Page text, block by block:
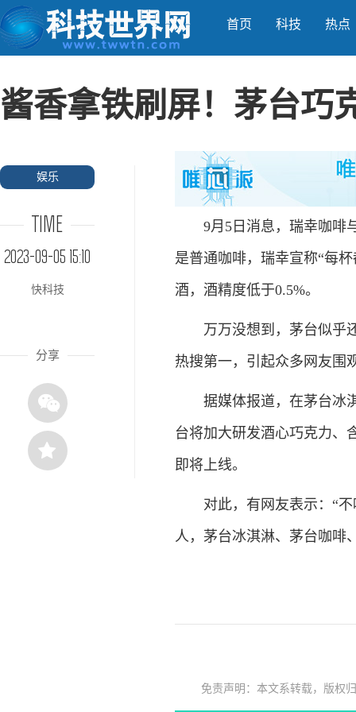
首页 科技 热点
酱香拿铁刷屏！茅台巧
娱乐
TIME
2023-09-05 15:10
快科技
分享
9月5日消息，瑞幸咖啡与
是普通咖啡，瑞幸宣称“每
酒，酒精度低于0.5%。
万万没想到，茅台似乎还
热搜第一，引起众多网友围
据媒体报道，在茅台冰淇
台将加大研发酒心巧克力、
即将上线。
对此，有网友表示：“不
人，茅台冰淇淋、茅台咖啡
免责声明：本文系转载，版权